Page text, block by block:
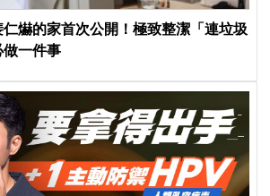
仁爀的家首次公開！極致整潔「連垃圾
一件事